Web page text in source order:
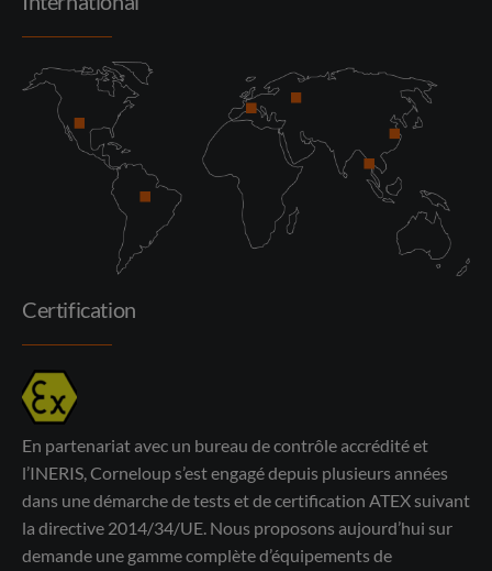
Certification
En partenariat avec un bureau de contrôle accrédité et
l’INERIS, Corneloup s’est engagé depuis plusieurs années
dans une démarche de tests et de certification ATEX suivant
la directive 2014/34/UE. Nous proposons aujourd’hui sur
demande une gamme complète d’équipements de